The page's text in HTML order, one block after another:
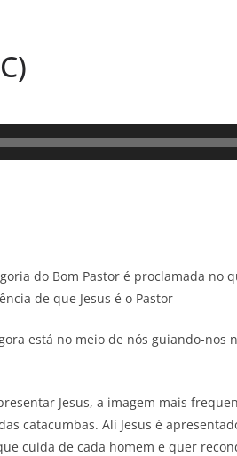
do Bom Pastor é proclamada no
de que Jesus é o Pastor
está no meio de nós guiando-nos
Jesus, a imagem mais
catacumbas. Ali Jesus é
cuida de cada homem e quer